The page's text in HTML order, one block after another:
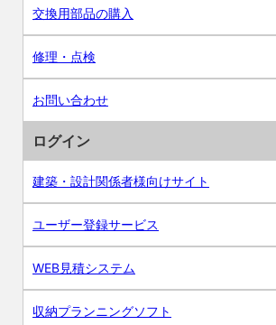
交換用部品の購入
修理・点検
お問い合わせ
ログイン
建築・設計関係者様向けサイト
ユーザー登録サービス
WEB見積システム
収納プランニングソフト